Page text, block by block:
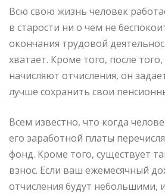
Всю свою жизнь человек
в старости ни о чем не
окончания трудовой
хватает. Кроме того, после
начисляют отчисления, он
лучше сохранить свои
Всем известно, что когда
его заработной платы
фонд. Кроме того, существует
взнос. Если ваш ежемесячный
отчисления будут небольшими,